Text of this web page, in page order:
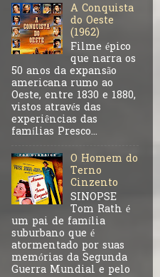
A Conquista
do Oeste
(1962)
Filme épico
que narra os
50 anos da expansão
americana rumo ao
Oeste, entre 1830 e 1880,
vistos através das
experiências das
famílias Presco...
O Homem do
Terno
Cinzento
SINOPSE
Tom Rath é
um pai de família
suburbano que é
atormentado por suas
memórias da Segunda
Guerra Mundial e pelo